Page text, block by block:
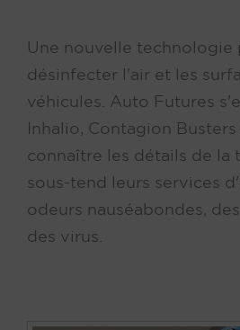
Une nouvelle technologie
désinfecter l'air et les
véhicules. Auto Futures
Inhalio, Contagion
connaître les détails de la
sous-tend leurs services
odeurs nauséabondes,
des virus.